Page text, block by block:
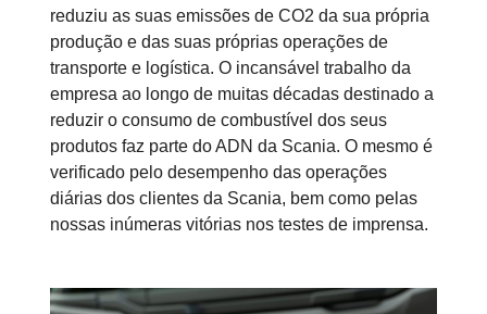
reduziu as suas emissões de CO2 da sua própria
produção e das suas próprias operações de
transporte e logística. O incansável trabalho da
empresa ao longo de muitas décadas destinado a
reduzir o consumo de combustível dos seus
produtos faz parte do ADN da Scania. O mesmo é
verificado pelo desempenho das operações
diárias dos clientes da Scania, bem como pelas
nossas inúmeras vitórias nos testes de imprensa.